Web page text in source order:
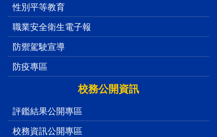
性別平等教育
職業安全衛生電子報
防禦駕駛宣導
防疫專區
校務公開資訊
評鑑結果公開專區
校務資訊公開專區